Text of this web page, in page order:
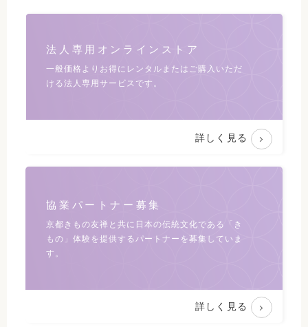
法人専用オンラインストア
一般価格よりお得にレンタルまたは ご購入いただ
ける法人専用サービスです。
詳しく見る
協業パートナー募集
京都きもの友禅と共に日本の伝統文化である
「き
もの」体験を提供するパートナーを募集していま
す。
詳しく見る